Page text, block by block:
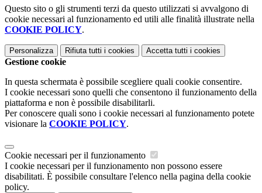
Questo sito o gli strumenti terzi da questo utilizzati si avvalgono di
cookie necessari al funzionamento ed utili alle finalità illustrate nella
COOKIE POLICY.
Personalizza Rifiuta tutti i cookies Accetta tutti i cookies
Gestione cookie
In questa schermata è possibile scegliere quali cookie consentire.
I cookie necessari sono quelli che consentono il funzionamento della
piattaforma e non è possibile disabilitarli.
Per conoscere quali sono i cookie necessari al funzionamento potete
visionare la COOKIE POLICY.
Cookie necessari per il funzionamento
I cookie necessari per il funzionamento non possono essere
disabilitati. È possibile consultare l'elenco nella pagina della cookie
policy.